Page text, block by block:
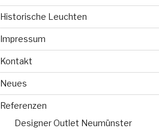
Historische Leuchten
Impressum
Kontakt
Neues
Referenzen
Designer Outlet Neumünster